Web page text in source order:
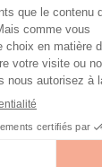
du
versement
charges
qui vous
de votre
profiter ce